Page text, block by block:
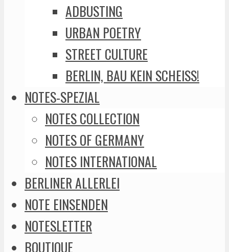
ADBUSTING
URBAN POETRY
STREET CULTURE
BERLIN, BAU KEIN SCHEISS!
NOTES-SPEZIAL
NOTES COLLECTION
NOTES OF GERMANY
NOTES INTERNATIONAL
BERLINER ALLERLEI
NOTE EINSENDEN
NOTESLETTER
BOUTIQUE